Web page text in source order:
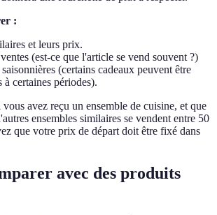
:
et leurs prix.
(est-ce que l'article se vend souvent ?)
(certains cadeaux peuvent être
à certaines périodes).
vous avez reçu un ensemble de cuisine, et que
ensembles similaires se vendent entre 50
que votre prix de départ doit être fixé dans
avec des produits